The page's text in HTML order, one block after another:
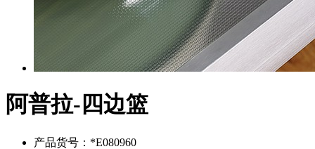
阿普拉-四边篮
产品货号：*E080960